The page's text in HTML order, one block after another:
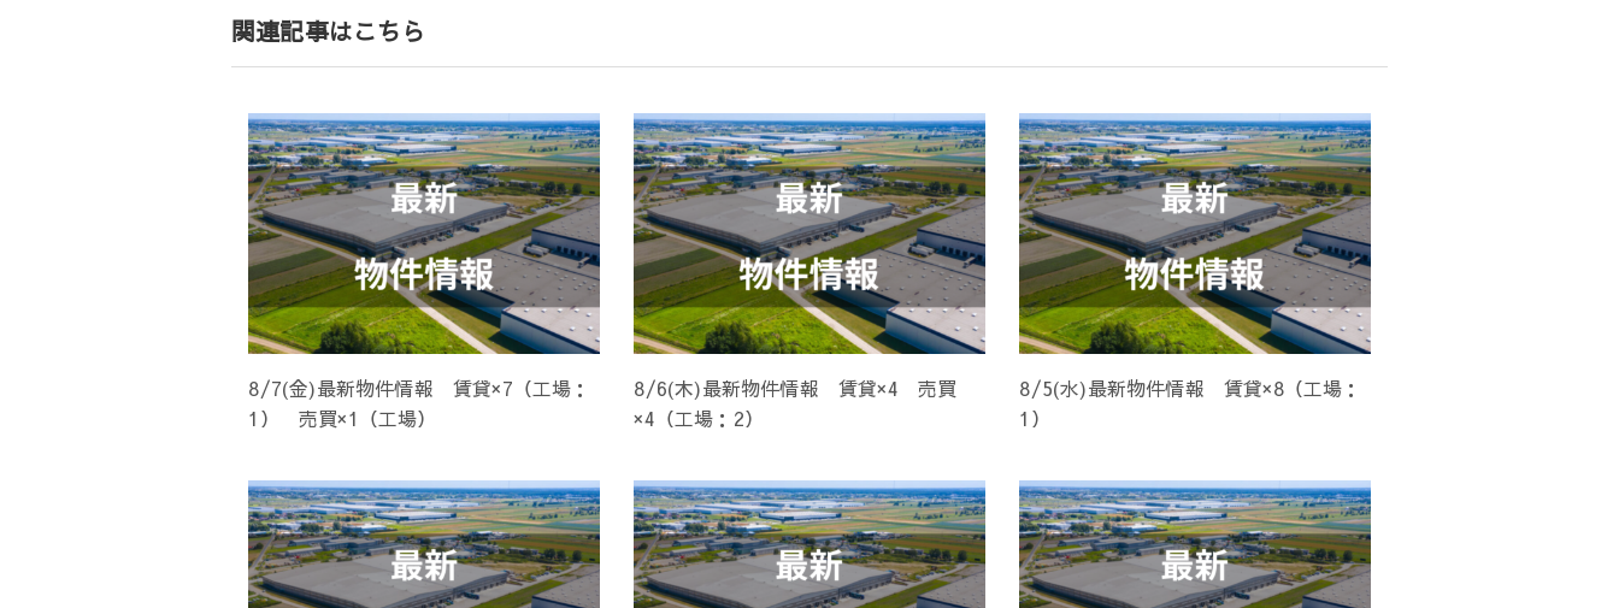
ゲ
ー
シ
ョ
ン
関連記事はこちら
8/7(金)最新物件情報 賃貸×7（工場：
1） 売買×1（工場）
8/6(木)最新物件情報 賃貸×4 売買
×4（工場：2）
8/5(水)最新物件情報 賃貸×8（工場：
1）